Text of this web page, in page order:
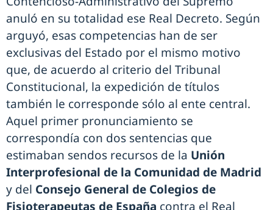
anuló en su totalidad ese Real Decreto. Según
arguyó, esas competencias han de ser
exclusivas del Estado por el mismo motivo
que, de acuerdo al criterio del Tribunal
Constitucional, la expedición de títulos
también le corresponde sólo al ente central.
Aquel primer pronunciamiento se
correspondía con dos sentencias que
estimaban sendos recursos de la Unión
Interprofesional de la Comunidad de Madrid
y del Consejo General de Colegios de
Fisioterapeutas de España contra el Real